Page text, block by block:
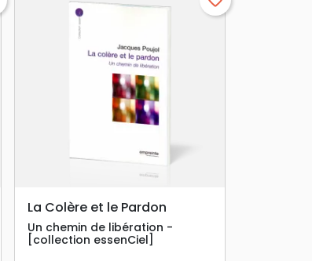
search APERÇU RAPIDE
La Colère et le Pardon
Un chemin de libération -
[collection essenCiel]